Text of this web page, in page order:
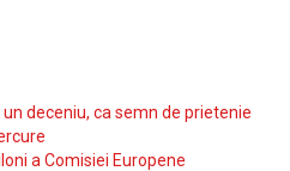
deceniu, ca semn de prietenie
a Comisiei Europene